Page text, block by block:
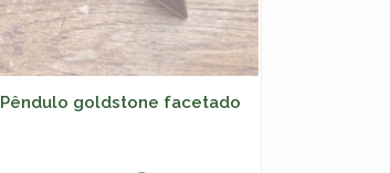
Pêndulo goldstone facetado